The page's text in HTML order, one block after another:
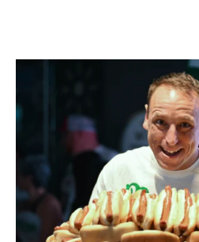
Só em competições, Joey já
dogs, o que somaria 39.384
pouco mais de 27 dias. Joey
tuitando: “Interessante, talvez
nozes para ganhar tempo de
Alimentos saudáveis